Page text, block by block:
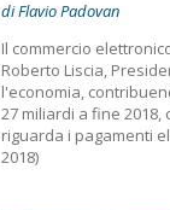
di Flavio Padovan
Il commercio
Roberto Liscia,
l'economia,
27 miliardi a fine
riguarda i pagamenti
2018)